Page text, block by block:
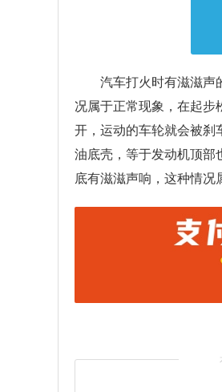
汽车打火时有滋滋声
况属于正常现象，在起步
开，运动的车轮就会被刹
油底壳，等于发动机顶部
底有滋滋声响，这种情况